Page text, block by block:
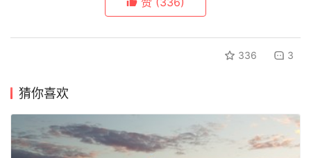
336 3
猜你喜欢